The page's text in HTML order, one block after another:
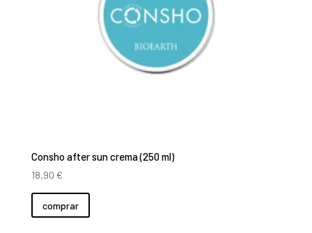
Consho after sun crema (250 ml)
18,90 €
comprar